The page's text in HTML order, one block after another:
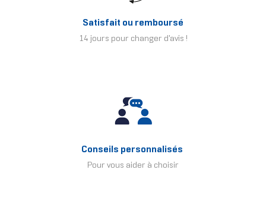
Satisfait ou remboursé
14 jours pour changer d'avis !
Conseils personnalisés
Pour vous aider à choisir